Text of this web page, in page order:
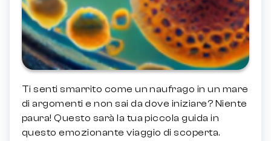
Ti senti smarrito come un naufrago in un mare
di argomenti e non sai da dove iniziare? Niente
paura! Questo sarà la tua piccola guida in
questo emozionante viaggio di scoperta.